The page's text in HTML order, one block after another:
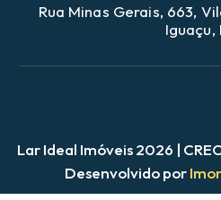
Nosso site utiliza cookies
Ao utilizar este site, você concorda
privacidade. CliqueAQUI
Rua Minas Gerais, 663,
Iguaçu,
Lar Ideal Imóveis 2026 |
Desenvolvido por